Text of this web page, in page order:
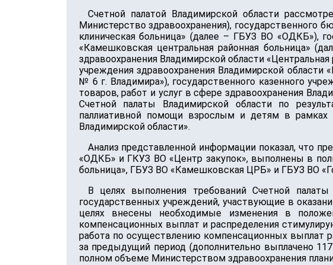
Счетной палатой Владимирской области
Министерство здравоохранения), государственного
клиническая больница» (далее – ГБУЗ ВО «ОДКБ»),
«Камешковская центральная районная больница»
здравоохранения Владимирской области
учреждения здравоохранения Владимирской
№ 6 г. Владимира»), государственного казенного
товаров, работ и услуг в сфере здравоохранения
Счетной палаты Владимирской области по
паллиативной помощи взрослым и детям в рамках
Владимирской области».
Анализ представленной информации показал, что
«ОДКБ» и ГКУЗ ВО «Центр закупок», выполнены в
больница», ГБУЗ ВО «Камешковская ЦРБ» и ГБУЗ ВО
В целях выполнения требований Счетной
государственных учреждений, участвующие в
целях внесены необходимые изменения в
компенсационных выплат и распределения
работа по осуществлению компенсационных выплат
за предыдущий период (дополнительно выплачено
полном объеме Министерством здравоохранения